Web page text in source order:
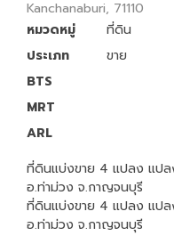
Kanchanaburi, 71110
หมวดหมู่
ที่ดิน
ประเภท
ขาย
BTS
MRT
ARL
ที่ดินแบ่งขาย 4 แปลง แปล
อ.ท่าม่วง จ.กาญจนบุรี
ที่ดินแบ่งขาย 4 แปลง แปล
อ.ท่าม่วง จ.กาญจนบุรี